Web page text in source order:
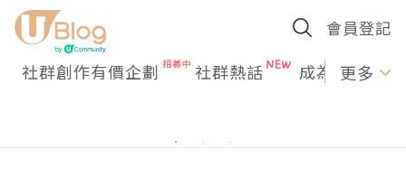
會員登記
社群創作有價企劃 社群熱話 成為U更多